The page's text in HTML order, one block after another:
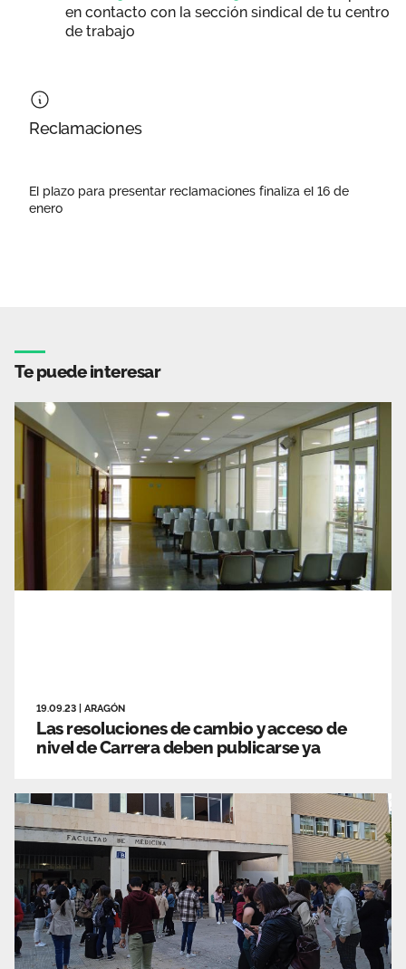
en contacto con la sección sindical de tu centro
de trabajo
Reclamaciones
El plazo para presentar reclamaciones finaliza el 16 de
enero
Te puede interesar
19.09.23 ARAGÓN
Las resoluciones de cambio y acceso de
nivel de Carrera deben publicarse ya